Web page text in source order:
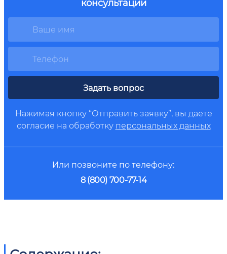
консультации
Задать вопрос
Нажимая кнопку “Отправить заявку”, вы даете
согласие на обработку персональных данных
Или позвоните по телефону:
8 (800) 700-77-14